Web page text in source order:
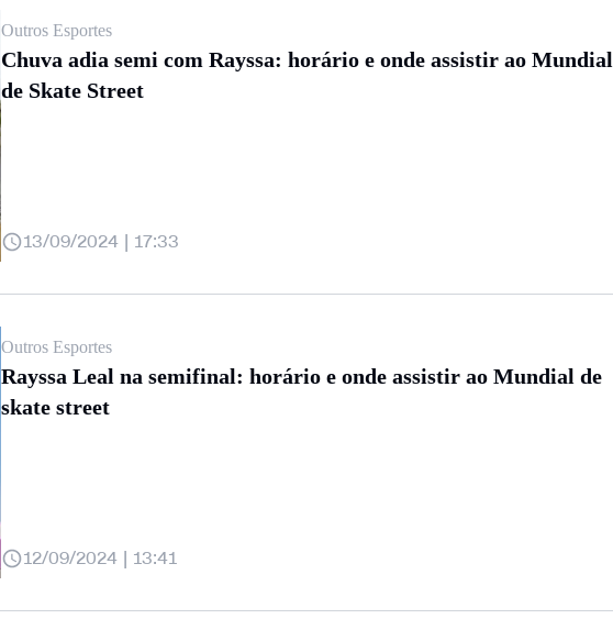
Outros Esportes
Chuva adia semi com Rayssa: horário e onde assistir ao Mundial
de Skate Street
13/09/2024 | 17:33
Outros Esportes
Rayssa Leal na semifinal: horário e onde assistir ao Mundial de
skate street
12/09/2024 | 13:41